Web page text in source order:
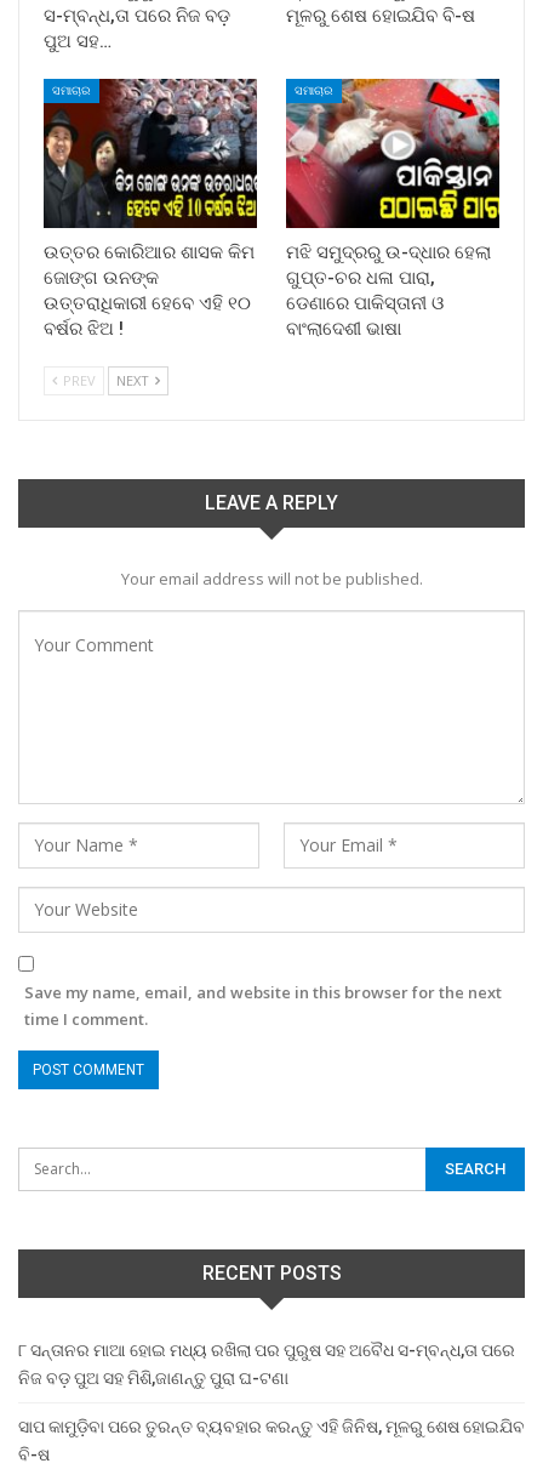
ସ-ମ୍ବନ୍ଧ,ତା ପରେ ନିଜ ବଡ଼
ପୁଅ ସହ…
ମୂଳରୁ ଶେଷ ହୋଇଯିବ ବି-ଷ
ସମାଚାର
ଉତ୍ତର କୋରିଆର ଶାସକ କିମ
ଜୋଙ୍ଗ ଉନଙ୍କ
ଉତ୍ତରାଧିକାରୀ ହେବେ ଏହି ୧୦
ବର୍ଷର ଝିଅ !
ସମାଚାର
ମଝି ସମୁଦ୍ରରୁ ଉ-ଦ୍ଧାର ହେଲା
ଗୁପ୍ତ-ଚର ଧଳା ପାରା,
ଡେଣାରେ ପାକିସ୍ତାନୀ ଓ
ବାଂଲାଦେଶୀ ଭାଷା
PREV NEXT
LEAVE A REPLY
Your email address will not be published.
Save my name, email, and website in this browser for the next
time I comment.
RECENT POSTS
୮ ସନ୍ତାନର ମାଆ ହୋଇ ମଧ୍ୟ ରଖିଲା ପର ପୁରୁଷ ସହ ଅବୈଧ ସ-ମ୍ବନ୍ଧ,ତା ପରେ
ନିଜ ବଡ଼ ପୁଅ ସହ ମିଶି,ଜାଣନ୍ତୁ ପୁରା ଘ-ଟଣା
ସାପ କାମୁଡ଼ିବା ପରେ ତୁରନ୍ତ ବ୍ୟବହାର କରନ୍ତୁ ଏହି ଜିନିଷ, ମୂଳରୁ ଶେଷ ହୋଇଯିବ
ବି-ଷ